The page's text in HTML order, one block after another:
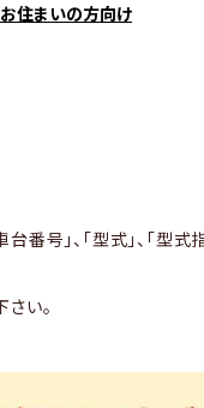
住まいの方向け
番号」、「型式」、「型
い。